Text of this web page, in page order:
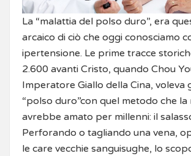
La “malattia del polso duro”, era
arcaico di ciò che oggi conosciamo
ipertensione. Le prime tracce
2.600 avanti Cristo, quando Chou
Imperatore Giallo della Cina, voleva
“polso duro”con quel metodo che la
avrebbe amato per millenni: il
Perforando o tagliando una vena,
le care vecchie sanguisughe, lo